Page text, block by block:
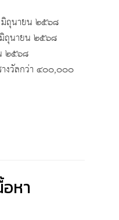
ถุนายน ๒๕๖๘
ถุนายน ๒๕๖๘
๒๕๖๘
างวัลกว่า ๔๐๐,๐๐๐
หา